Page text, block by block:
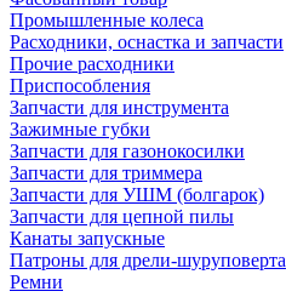
Промышленные колеса
Расходники, оснастка и запчасти
Прочие расходники
Приспособления
Запчасти для инструмента
Зажимные губки
Запчасти для газонокосилки
Запчасти для триммера
Запчасти для УШМ (болгарок)
Запчасти для цепной пилы
Канаты запускные
Патроны для дрели-шуруповерта
Ремни